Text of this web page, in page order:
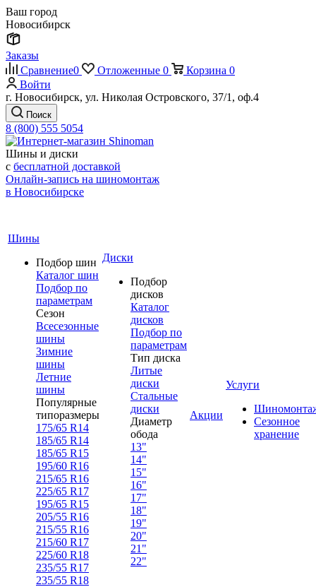
Ваш город
Новосибирск
Заказы
Сравнение0 Отложенные 0 Корзина 0
Войти
г. Новосибирск, ул. Николая Островского, 37/1, оф.4
Поиск
8 (800) 555 5054
Шины и диски
с бесплатной доставкой
Онлайн-запись на шиномонтаж
в Новосибирске
Шины
Подбор шин
Каталог шин
Подбор по
параметрам
Сезон
Всесезонные
шины
Зимние
шины
Летние
шины
Популярные
типоразмеры
175/65 R14
185/65 R14
185/65 R15
195/60 R16
215/65 R16
225/65 R17
195/65 R15
205/55 R16
215/55 R16
215/60 R17
225/60 R18
235/55 R17
235/55 R18
Диски
Подбор
дисков
Каталог
дисков
Подбор по
параметрам
Тип диска
Литые
диски
Стальные
диски
Диаметр
обода
13"
14"
15"
16"
17"
18"
19"
20"
21"
22"
Акции
Услуги
Сезонное
хранение